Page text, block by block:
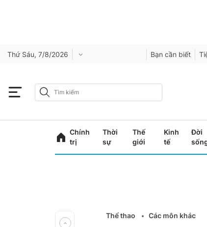
Thứ Sáu, 7/8/2026 Bạn cần biết
Chính
trị
Thời
sự
Thế
giới
Kinh
tế
Đời
Thể thao Các môn khác